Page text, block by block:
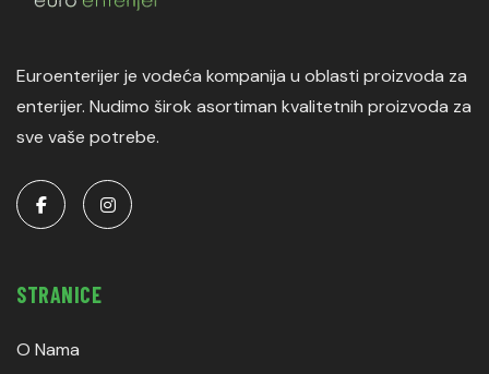
Euroenterijer je vodeća kompanija u oblasti proizvoda za
enterijer. Nudimo širok asortiman kvalitetnih proizvoda za
sve vaše potrebe.
STRANICE
O Nama